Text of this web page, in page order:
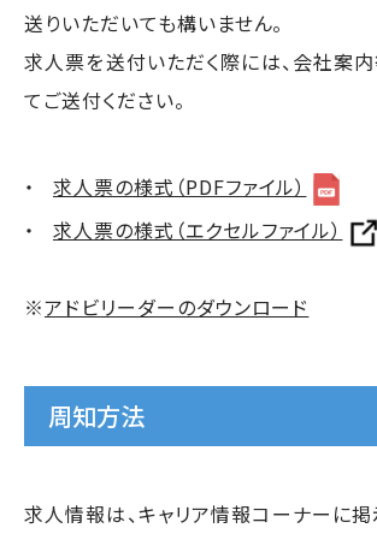
送りいただいても構いません。
求人票を送付いただく際には、会社案
てご送付ください。
求人票の様式（PDFファイル）
求人票の様式（エクセルファイル）
※アドビリーダーのダウンロード
周知方法
求人情報は、キャリア情報コーナーに掲